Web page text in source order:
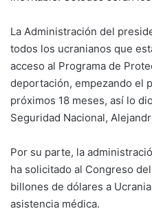
La Administración del
todos los ucranianos que
acceso al Programa de
deportación, empezando el
próximos 18 meses, así lo
Seguridad Nacional,
Por su parte, la
ha solicitado al Congreso
billones de dólares a
asistencia médica.